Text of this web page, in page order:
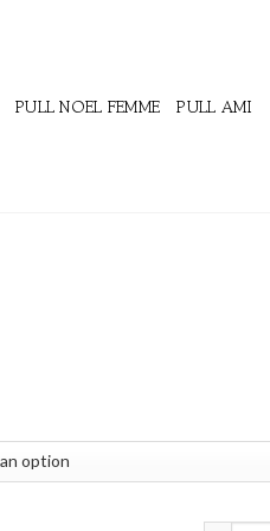
PULL NOEL FEMME PULL AMI